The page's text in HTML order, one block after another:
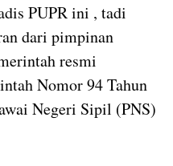
PUPR ini , tadi
dari pimpinan
resmi
Nomor 94 Tahun
Negeri Sipil (PNS)